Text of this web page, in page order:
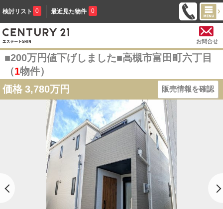
検討リスト 0 最近見た物件 0
お問合せ
■200万円値下げしました■高槻市富田町六丁目
（1物件）
価格 3,780万円 販売情報を確認